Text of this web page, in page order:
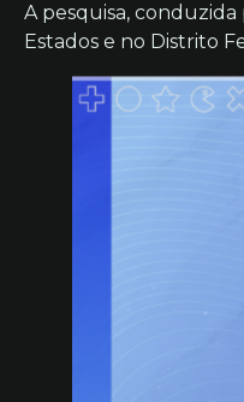
A pesquisa, conduzida
Estados e no Distrito